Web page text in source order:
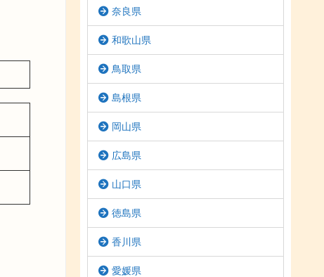
奈良県
和歌山県
鳥取県
島根県
岡山県
広島県
山口県
徳島県
香川県
愛媛県